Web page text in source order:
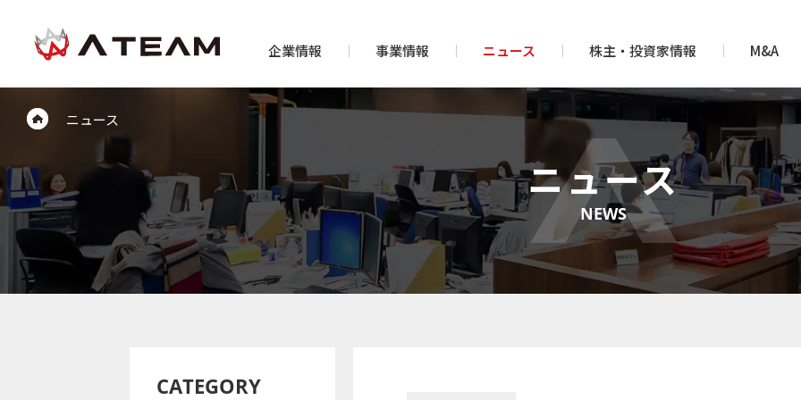
企業情報 事業情報 ニュース 株主・投資家情報 M&A
ニュース
ニュース
NEWS
CATEGORY